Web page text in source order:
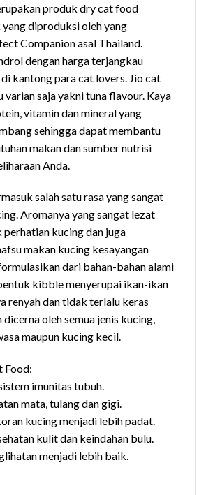
produk dry cat food
diproduksi oleh yang
Companion asal Thailand.
dengan harga terjangkau
di kantong para cat lovers. Jio cat
varian saja yakni tuna flavour. Kaya
vitamin dan mineral yang
sehingga dapat membantu
makan dan sumber nutrisi
Anda.
salah satu rasa yang sangat
Aromanya yang sangat lezat
perhatian kucing dan juga
makan kucing kesayangan
dari bahan-bahan alami
kibble menyerupai ikan-ikan
renyah dan tidak terlalu keras
dicerna oleh semua jenis kucing,
maupun kucing kecil.
Food:
imunitas tubuh.
mata, tulang dan gigi.
kucing menjadi lebih padat.
kulit dan keindahan bulu.
menjadi lebih baik.